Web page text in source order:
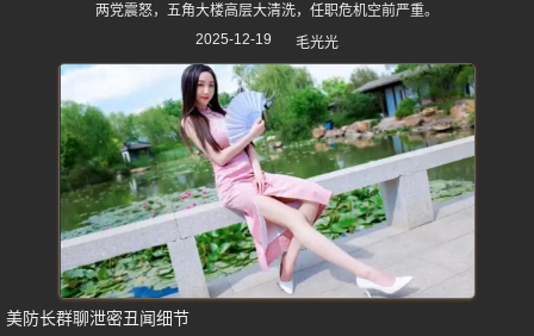
两党震怒，五角大楼高层大清洗，任职危机空前严重。
2025-12-19
毛光光
美防长群聊泄密丑闻细节